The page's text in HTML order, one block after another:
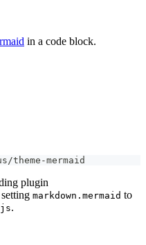
in a code block.
theme-mermaid
plugin
markdown.mermaid to
.